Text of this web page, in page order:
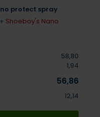
protect spray
Shoeboy's Nano
58,80
1,94
56,86
12,14